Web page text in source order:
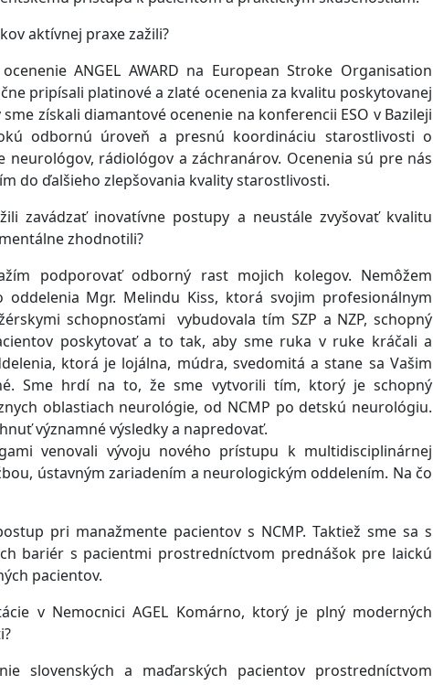
aktívnej praxe zažili?
ANGEL AWARD na European Stroke Organisation
pripísali platinové a zlaté ocenenia za kvalitu poskytovanej
získali diamantové ocenenie na konferencii ESO v Bazileji
odbornú úroveň a presnú koordináciu starostlivosti o
neurológov, rádiológov a záchranárov. Ocenenia sú pre nás
do ďalšieho zlepšovania kvality starostlivosti.
zavádzať inovatívne postupy a neustále zvyšovať kvalitu
zhodnotili?
podporovať odborný rast mojich kolegov. Nemôžem
Mgr. Melindu Kiss, ktorá svojim profesionálnym
schopnosťami vybudovala tím SZP a NZP, schopný
poskytovať a to tak, aby sme ruka v ruke kráčali a
ktorá je lojálna, múdra, svedomitá a stane sa Vašim
Sme hrdí na to, že sme vytvorili tím, ktorý je schopný
oblastiach neurológie, od NCMP po detskú neurológiu.
významné výsledky a napredovať.
venovali vývoju nového prístupu k multidisciplinárnej
ústavným zariadením a neurologickým oddelením. Na čo
pri manažmente pacientov s NCMP. Taktiež sme sa s
bariér s pacientmi prostredníctvom prednášok pre laickú
pacientov.
v Nemocnici AGEL Komárno, ktorý je plný moderných
slovenských a maďarských pacientov prostredníctvom